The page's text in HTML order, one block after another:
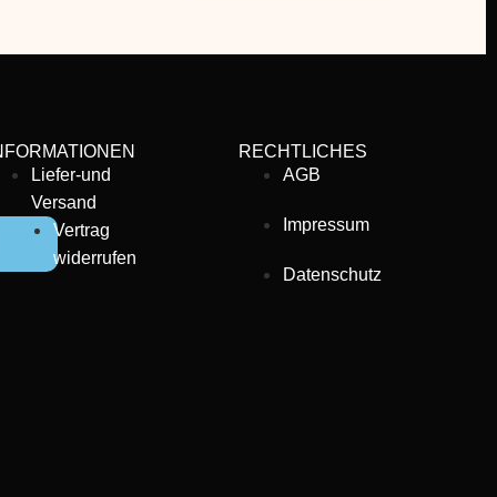
Liefer-und
Versand
Vertrag
widerrufen
RECHTLICHES
AGB
Impressum
Datenschutz